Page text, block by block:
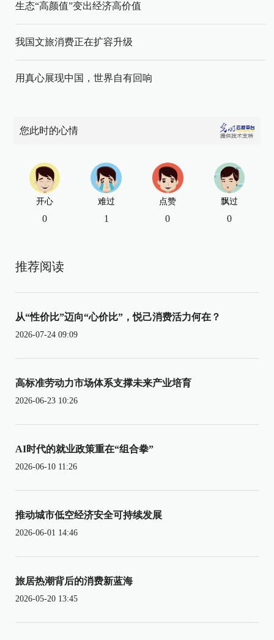
生态“高颜值”变出经济高价值
我国文旅消费正在扩容升级
用真心展现中国，世界自有回响
您此时的心情
开心
0
难过
1
点赞
0
飘过
0
推荐阅读
从“性价比”迈向“心价比”，悦己消费活力何在？
2026-07-24 09:09
高标准劳动力市场体系支撑未来产业培育
2026-06-23 10:26
AI时代的就业政策重在“组合拳”
2026-06-10 11:26
推动城市低空经济安全可持续发展
2026-06-01 14:46
旅居热潮背后的消费新蓝海
2026-05-20 13:45